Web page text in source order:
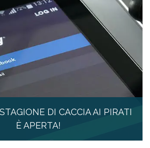
DI CACCIA AI PIRATI
È APERTA!